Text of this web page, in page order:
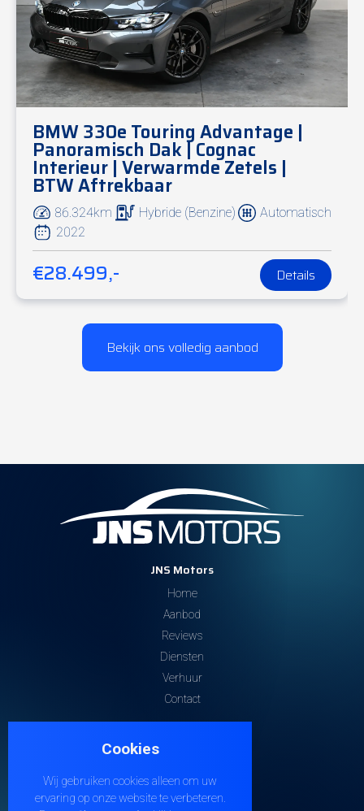
BMW 330e Touring Advantage |
Panoramisch Dak | Cognac
Interieur | Verwarmde Zetels |
BTW Aftrekbaar
86.324km Hybride (Benzine)
Automatisch
2022
€28.499,- Details
Bekijk ons volledig aanbod
JNS Motors
Home
Aanbod
Reviews
Diensten
Verhuur
Contact
Steenweg 32
+32 474 38 21 04
Cookies
Wij gebruiken cookies alleen om uw
ervaring op onze website te verbeteren.